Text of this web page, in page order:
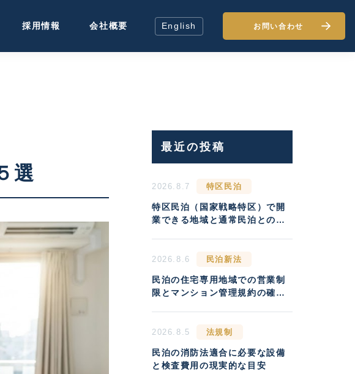
採用情報 会社概要 English お問い合わせ
選
最近の投稿
2026.8.7 特区民泊
特区民泊（国家戦略特区）で開
業できる地域と通常民泊との収
2026.8.6 民泊新法
民泊の住宅専用地域での営業制
限とマンション管理規約の確認
2026.8.5 法規制
民泊の消防法適合に必要な設備
と検査費用の現実的な目安